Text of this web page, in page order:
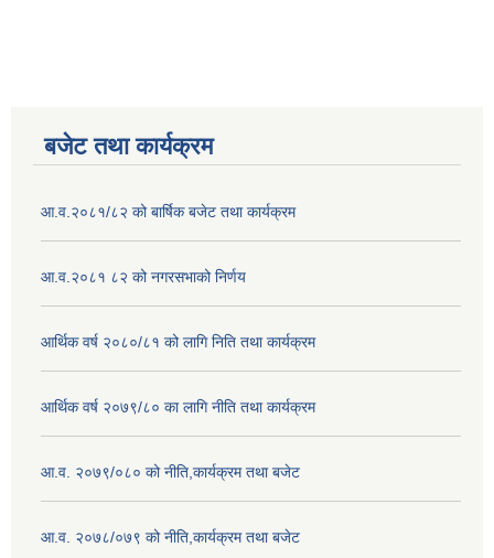
बजेट तथा कार्यक्रम
आ.व.२०८१/८२ को बार्षिक बजेट तथा कार्यक्रम
आ.व.२०८१ ८२ को नगरसभाको निर्णय
आर्थिक वर्ष २०८०/८१ को लागि निति तथा कार्यक्रम
आर्थिक वर्ष २०७९/८० का लागि नीति तथा कार्यक्रम
आ.व. २०७९/०८० को नीति,कार्यक्रम तथा बजेट
आ.व. २०७८/०७९ को नीति,कार्यक्रम तथा बजेट